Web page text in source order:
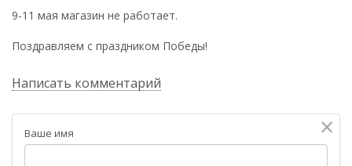
9-11 мая магазин не работает.
Поздравляем с праздником Победы!
Написать комментарий
×
Ваше имя